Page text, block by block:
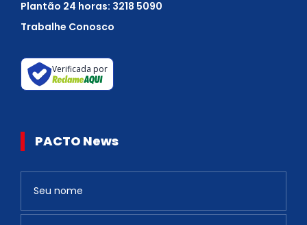
Plantão 24 horas: 3218 5090
Trabalhe Conosco
Verificada por
PACTO News
v